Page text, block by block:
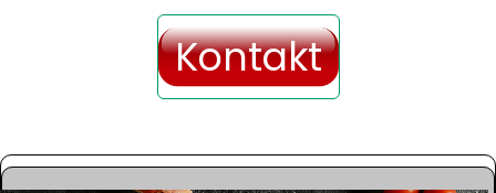
Kontakt